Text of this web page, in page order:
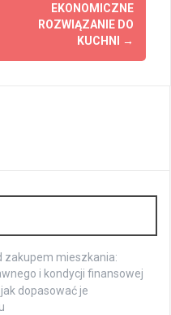
EKONOMICZNE
ROZWIĄZANIE DO
KUCHNI
→
zakupem mieszkania:
i kondycji finansowej
dopasować je